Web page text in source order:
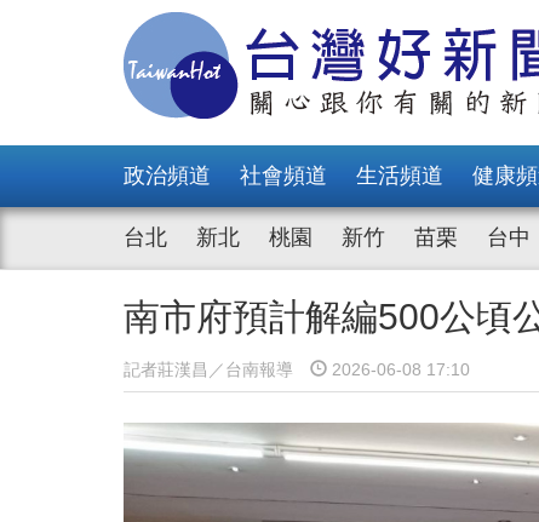
政治頻道 社會頻道 生活頻道 健康
台北 新北 桃園 新竹 苗栗 台中
南市府預計解編500公頃
記者莊漢昌／台南報導 2026-06-08 17:10